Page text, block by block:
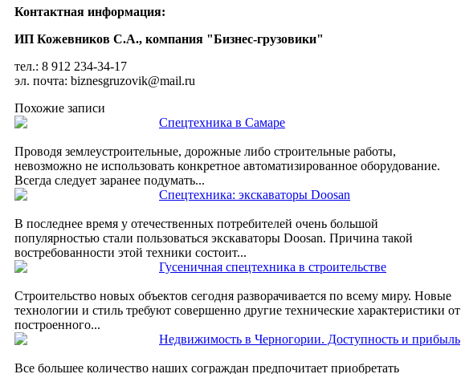
Контактная информация:
ИП Кожевников С.А., компания "Бизнес-грузовики"
тел.: 8 912 234-34-17
эл. почта: biznesgruzovik@mail.ru
Похожие записи
Спецтехника в Самаре
Проводя землеустроительные, дорожные либо строительные работы,
невозможно не использовать конкретное автоматизированное оборудование.
Всегда следует заранее подумать...
Спецтехника: экскаваторы Doosan
В последнее время у отечественных потребителей очень большой
популярностью стали пользоваться экскаваторы Doosan. Причина такой
востребованности этой техники состоит...
Гусеничная спецтехника в строительстве
Строительство новых объектов сегодня разворачивается по всему миру. Новые
технологии и стиль требуют совершенно другие технические характеристики от
построенного...
Недвижимость в Черногории. Доступность и прибыль
Все большее количество наших сограждан предпочитает приобретать